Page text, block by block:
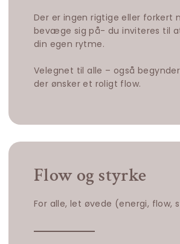
Der er ingen rigtige eller forkert
bevæge sig på- du inviteres til
din egen rytme.
Velegnet til alle – også
der ønsker et roligt flow.
Flow og styrke
For alle, let øvede (energi, flow,